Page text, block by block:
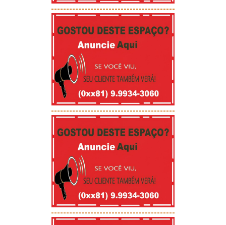
-----------------------------------------
-----------------------------------------
-----------------------------------------